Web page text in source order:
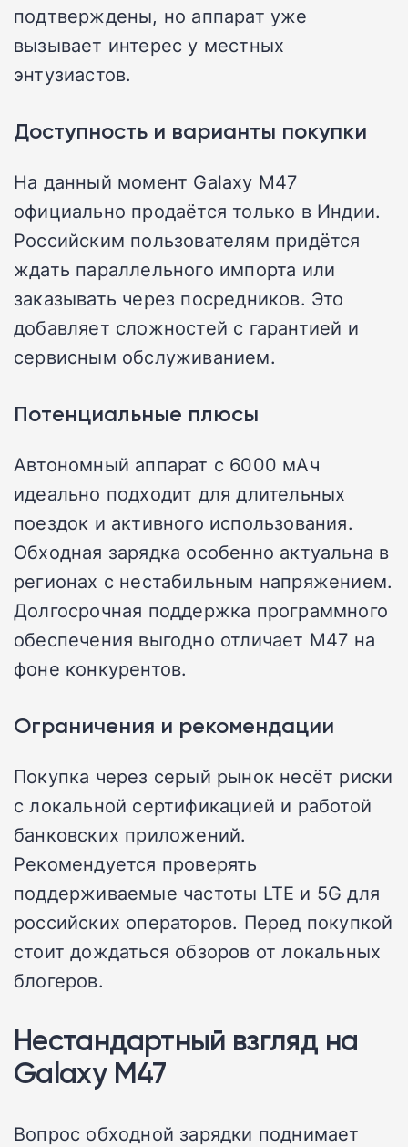
подтверждены, но аппарат уже
вызывает интерес у местных
энтузиастов.
Доступность и варианты покупки
На данный момент Galaxy M47
официально продаётся только в Индии.
Российским пользователям придётся
ждать параллельного импорта или
заказывать через посредников. Это
добавляет сложностей с гарантией и
сервисным обслуживанием.
Потенциальные плюсы
Автономный аппарат с 6000 мАч
идеально подходит для длительных
поездок и активного использования.
Обходная зарядка особенно актуальна в
регионах с нестабильным напряжением.
Долгосрочная поддержка программного
обеспечения выгодно отличает M47 на
фоне конкурентов.
Ограничения и рекомендации
Покупка через серый рынок несёт риски
с локальной сертификацией и работой
банковских приложений.
Рекомендуется проверять
поддерживаемые частоты LTE и 5G для
российских операторов. Перед покупкой
стоит дождаться обзоров от локальных
блогеров.
Нестандартный взгляд на
Galaxy M47
Вопрос обходной зарядки поднимает